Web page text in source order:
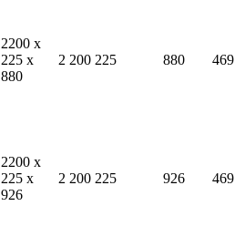
2200 x
225 x
880
2 200 225 880 469
2200 x
225 x
926
2 200 225 926 469